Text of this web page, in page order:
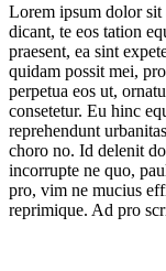
Lorem ipsum dolor sit
dicant, te eos tation
praesent, ea sint
quidam possit mei,
perpetua eos ut,
consetetur. Eu hinc
reprehendunt
choro no. Id delenit
incorrupte ne quo,
pro, vim ne mucius
reprimique. Ad pro